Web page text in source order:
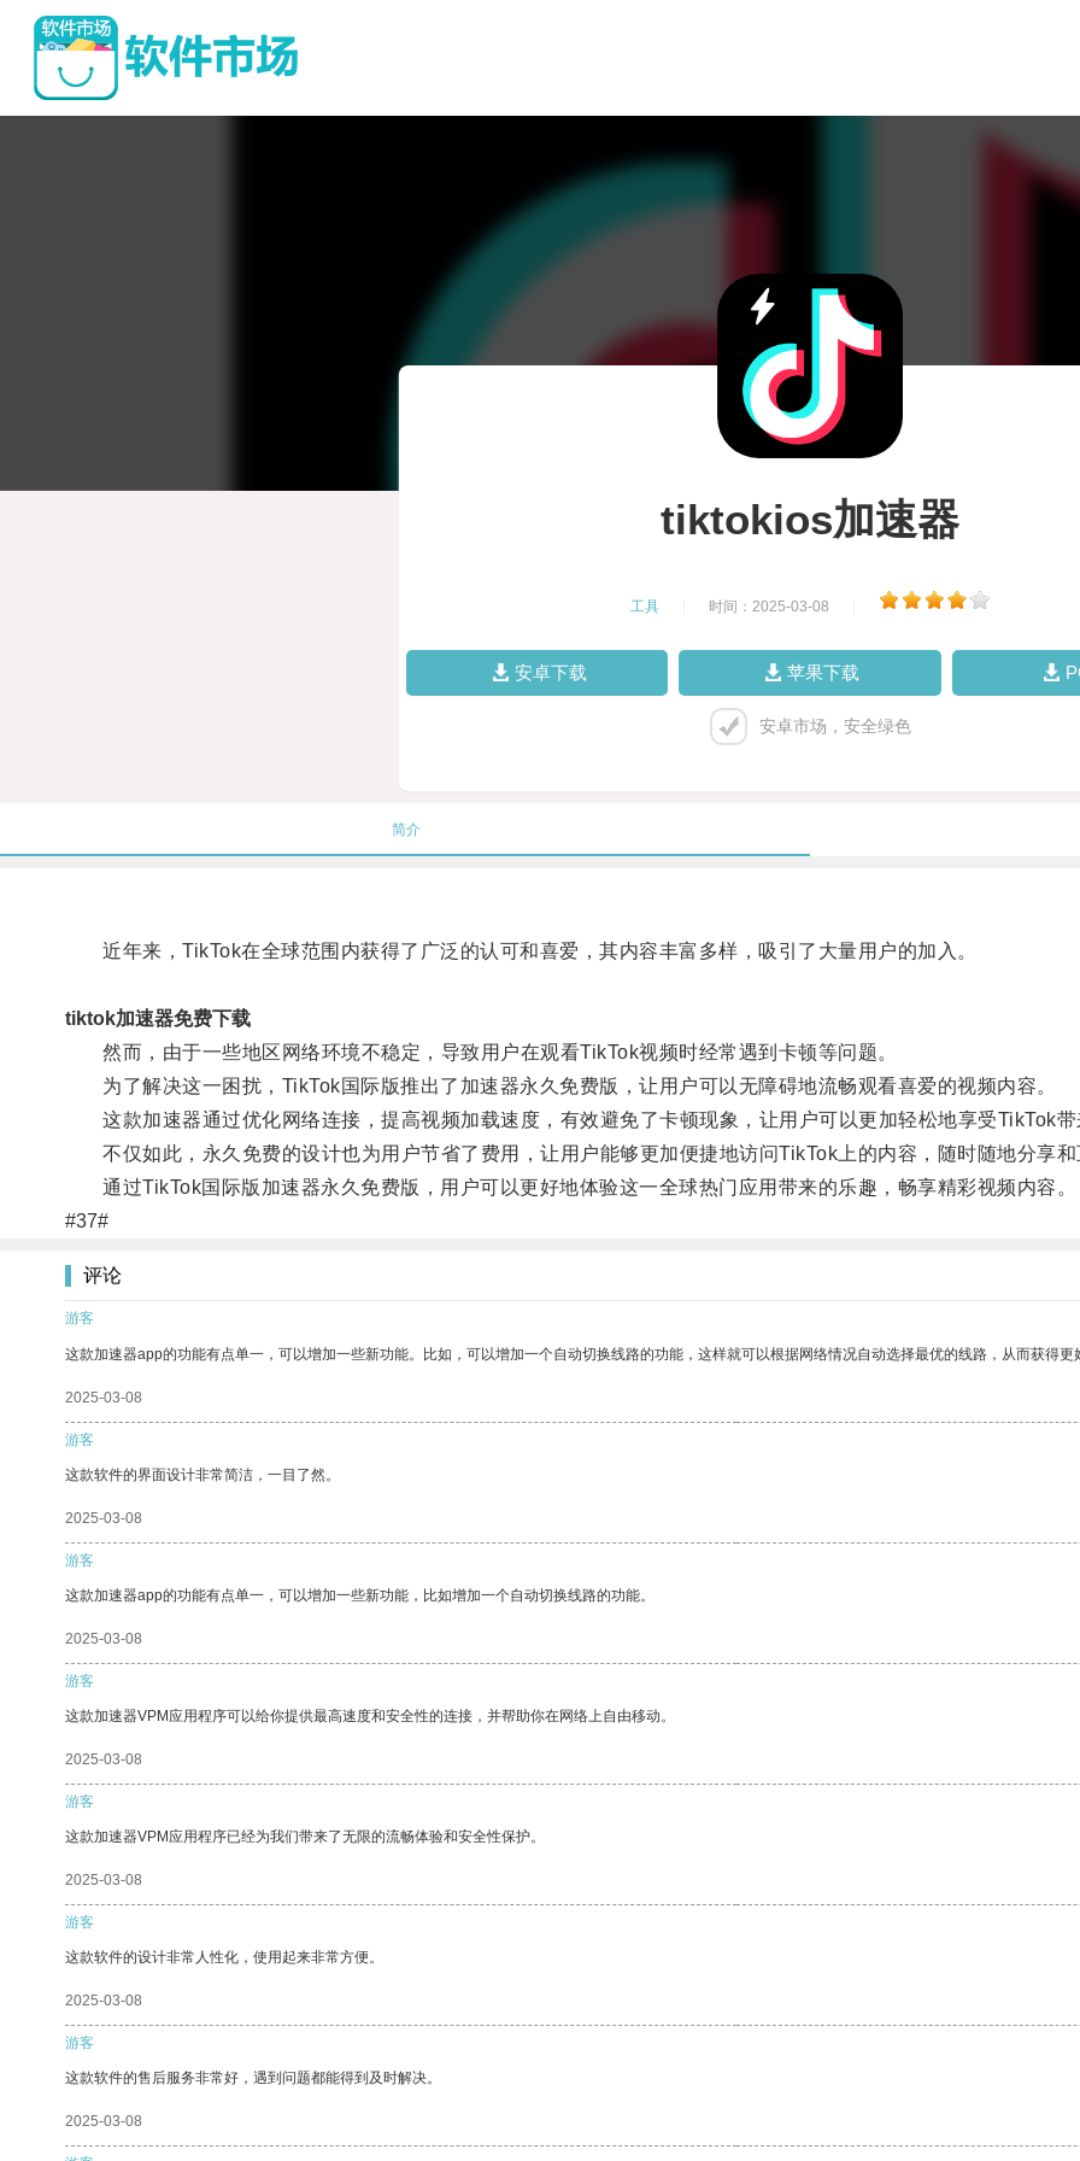
tiktokios加速器
工具 时间：2025-03-08
安卓下载 苹果下载
安卓市场，安全绿色
简介
近年来，TikTok在全球范围内获得了广泛的认可和喜爱，其内容丰富多样，吸引了大量用户的加入。
tiktok加速器免费下载
然而，由于一些地区网络环境不稳定，导致用户在观看TikTok视频时经常遇到卡顿等问题。
为了解决这一困扰，TikTok国际版推出了加速器永久免费版，让用户可以无障碍地流畅观看喜爱的视频内容。
这款加速器通过优化网络连接，提高视频加载速度，有效避免了卡顿现象，让用户可以更加轻松地享受TikTok带
不仅如此，永久免费的设计也为用户节省了费用，让用户能够更加便捷地访问TikTok上的内容，随时随地分享和
通过TikTok国际版加速器永久免费版，用户可以更好地体验这一全球热门应用带来的乐趣，畅享精彩视频内容。
#37#
评论
游客
这款加速器app的功能有点单一，可以增加一些新功能。比如，可以增加一个自动切换线路的功能，这样就可以根据网络情况自动选择最优的线路，从而获得更
2025-03-08
游客
这款软件的界面设计非常简洁，一目了然。
2025-03-08
游客
这款加速器app的功能有点单一，可以增加一些新功能，比如增加一个自动切换线路的功能。
2025-03-08
游客
这款加速器VPM应用程序可以给你提供最高速度和安全性的连接，并帮助你在网络上自由移动。
2025-03-08
游客
这款加速器VPM应用程序已经为我们带来了无限的流畅体验和安全性保护。
2025-03-08
游客
这款软件的设计非常人性化，使用起来非常方便。
2025-03-08
游客
这款软件的售后服务非常好，遇到问题都能得到及时解决。
2025-03-08